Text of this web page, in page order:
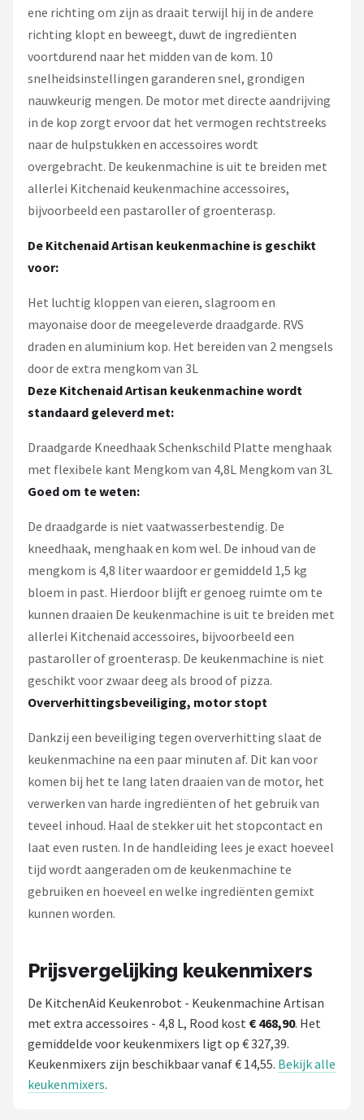
ene richting om zijn as draait terwijl hij in de andere
richting klopt en beweegt, duwt de ingrediënten
voortdurend naar het midden van de kom. 10
snelheidsinstellingen garanderen snel, grondigen
nauwkeurig mengen. De motor met directe aandrijving
in de kop zorgt ervoor dat het vermogen rechtstreeks
naar de hulpstukken en accessoires wordt
overgebracht. De keukenmachine is uit te breiden met
allerlei Kitchenaid keukenmachine accessoires,
bijvoorbeeld een pastaroller of groenterasp.
De Kitchenaid Artisan keukenmachine is geschikt
voor:
Het luchtig kloppen van eieren, slagroom en
mayonaise door de meegeleverde draadgarde. RVS
draden en aluminium kop. Het bereiden van 2 mengsels
door de extra mengkom van 3L
Deze Kitchenaid Artisan keukenmachine wordt
standaard geleverd met:
Draadgarde Kneedhaak Schenkschild Platte menghaak
met flexibele kant Mengkom van 4,8L Mengkom van 3L
Goed om te weten:
De draadgarde is niet vaatwasserbestendig. De
kneedhaak, menghaak en kom wel. De inhoud van de
mengkom is 4,8 liter waardoor er gemiddeld 1,5 kg
bloem in past. Hierdoor blijft er genoeg ruimte om te
kunnen draaien De keukenmachine is uit te breiden met
allerlei Kitchenaid accessoires, bijvoorbeeld een
pastaroller of groenterasp. De keukenmachine is niet
geschikt voor zwaar deeg als brood of pizza.
Oververhittingsbeveiliging, motor stopt
Dankzij een beveiliging tegen oververhitting slaat de
keukenmachine na een paar minuten af. Dit kan voor
komen bij het te lang laten draaien van de motor, het
verwerken van harde ingrediënten of het gebruik van
teveel inhoud. Haal de stekker uit het stopcontact en
laat even rusten. In de handleiding lees je exact hoeveel
tijd wordt aangeraden om de keukenmachine te
gebruiken en hoeveel en welke ingrediënten gemixt
kunnen worden.
Prijsvergelijking keukenmixers
De KitchenAid Keukenrobot - Keukenmachine Artisan
met extra accessoires - 4,8 L, Rood kost € 468,90. Het
gemiddelde voor keukenmixers ligt op € 327,39.
Keukenmixers zijn beschikbaar vanaf € 14,55. Bekijk alle
keukenmixers.